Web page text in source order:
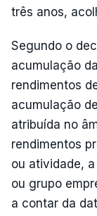
três anos,
Segundo o
acumulação
rendimentos
acumulação
atribuída no
rendimentos
ou atividade,
ou grupo
a contar da